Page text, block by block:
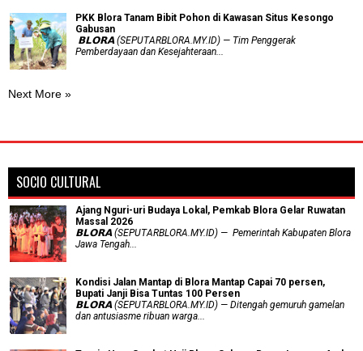
PKK Blora Tanam Bibit Pohon di Kawasan Situs Kesongo
Gabusan
‎ 𝗕𝗟𝗢𝗥𝗔 (SEPUTARBLORA.MY.ID) — Tim Penggerak
Pemberdayaan dan Kesejahteraan...
Next More »
SOCIO CULTURAL
Ajang Nguri-uri Budaya Lokal, Pemkab Blora Gelar Ruwatan
Massal 2026
𝗕𝗟𝗢𝗥𝗔 (SEPUTARBLORA.MY.ID) — Pemerintah Kabupaten Blora
Jawa Tengah...
Kondisi Jalan Mantap di Blora Mantap Capai 70 persen,
Bupati Janji Bisa Tuntas 100 Persen
𝗕𝗟𝗢𝗥𝗔 (SEPUTARBLORA.MY.ID) — Ditengah gemuruh gamelan
dan antusiasme ribuan warga...